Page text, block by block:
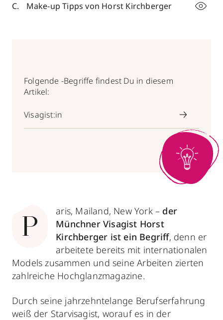
Make-up Tipps von Horst Kirchberger
Folgende -Begriffe findest Du in diesem
Artikel:
Visagist:in
P
aris, Mailand, New York – der
Münchner Visagist Horst
Kirchberger ist ein Begriff, denn er
arbeitete bereits mit internationalen
Models zusammen und seine Arbeiten zierten
zahlreiche Hochglanzmagazine.
Durch seine jahrzehntelange Berufserfahrung
weiß der Starvisagist, worauf es in der